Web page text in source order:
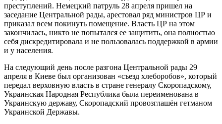
преступлений. Немецкий патруль 28 апреля пришел на
заседание Центральной рады, арестовал ряд министров ЦР и
приказал всем покинуть помещение. Власть ЦР на этом
закончилась, никто не попытался ее защитить, она полностью
себя дискредитировала и не пользовалась поддержкой в армии
и у населения.
На следующий день после разгона Центральной рады 29
апреля в Киеве был организован «съезд хлеборобов», который
передал верховную власть в стране генералу Скоропадскому,
Украинская Народная Республика была переименована в
Украинскую державу, Скоропадский провозглашён гетманом
Украинской Державы.